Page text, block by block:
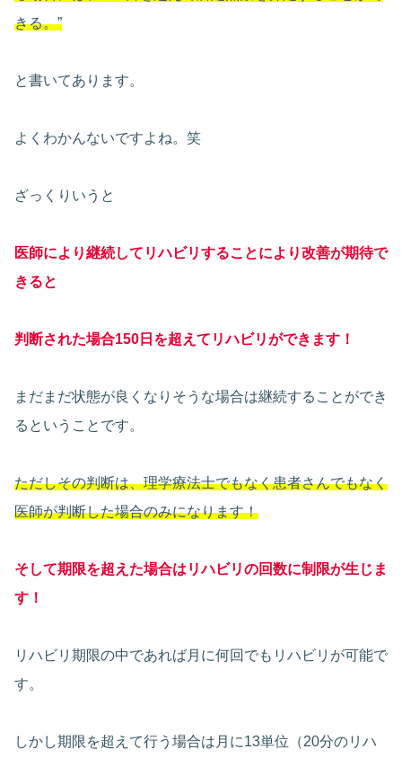
きる。”
と書いてあります。
よくわかんないですよね。笑
ざっくりいうと
医師により継続してリハビリすることにより改善が期待で
きると
判断された場合150日を超えてリハビリができます！
まだまだ状態が良くなりそうな場合は継続することができ
るということです。
ただしその判断は、理学療法士でもなく患者さんでもなく
医師が判断した場合のみになります！
そして期限を超えた場合はリハビリの回数に制限が生じま
す！
リハビリ期限の中であれば月に何回でもリハビリが可能で
す。
しかし期限を超えて行う場合は月に13単位（20分のリハ